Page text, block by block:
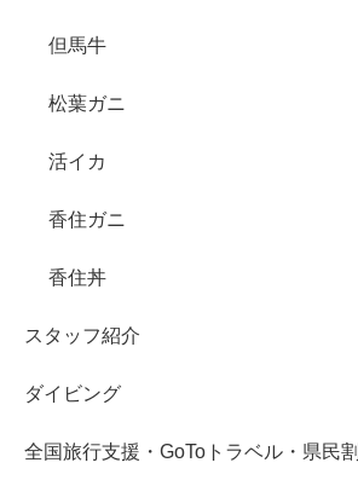
但馬牛
松葉ガニ
活イカ
香住ガニ
香住丼
スタッフ紹介
ダイビング
全国旅行支援・GoToトラベル・県民割